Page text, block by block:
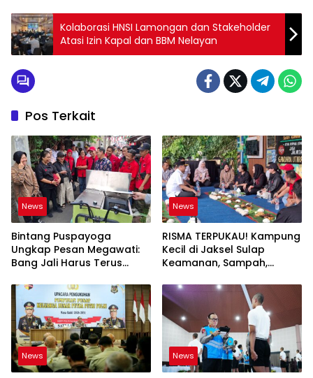
Kolaborasi HNSI Lamongan dan Stakeholder
Atasi Izin Kapal dan BBM Nelayan
Pos Terkait
News
Bintang Puspayoga
Ungkap Pesan Megawati:
Bang Jali Harus Terus
Dikembangkan
News
RISMA TERPUKAU! Kampung
Kecil di Jaksel Sulap
Keamanan, Sampah,
Jadi Satu Sistem
News News